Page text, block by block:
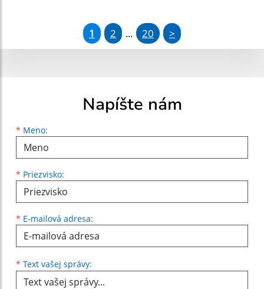
1 2 ... 20 >
Napíšte nám
* Meno:
Meno
* Priezvisko:
Priezvisko
* E-mailová adresa:
E-mailová adresa
* Text vašej správy: